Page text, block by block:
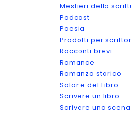
Mestieri della
Podcast
Poesia
Prodotti per
Racconti brevi
Romance
Romanzo storico
Salone del Libro
Scrivere un libro
Scrivere una scena